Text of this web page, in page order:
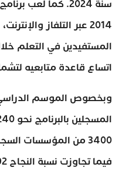
سنة 2024. كما لعب
2014 عبر التلفاز
اتساع قاعدة متابعيه
فيما تجاوزت نسبة النجاح 92 في المائة.